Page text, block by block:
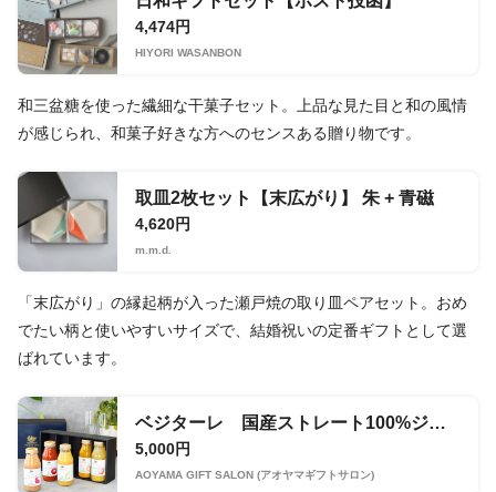
4,474円
HIYORI WASANBON
和三盆糖を使った繊細な干菓子セット。上品な見た目と和の風情
が感じられ、和菓子好きな方へのセンスある贈り物です。
取皿2枚セット【末広がり】 朱 + 青磁
4,620円
m.m.d.
「末広がり」の縁起柄が入った瀬戸焼の取り皿ペアセット。おめ
でたい柄と使いやすいサイズで、結婚祝いの定番ギフトとして選
ばれています。
ベジターレ 国産ストレート100%ジュース＆ネクター5種飲み比べ(各種フルーツ＆トマト)
5,000円
AOYAMA GIFT SALON (アオヤマギフトサロン)